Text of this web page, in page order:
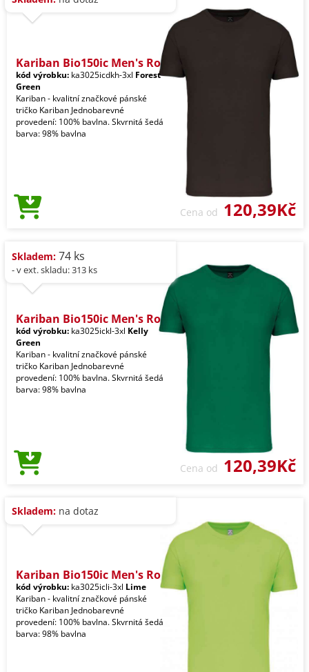
Kariban Bio150ic Men's Ro
kód výrobku: ka3025icdkh-3xl Forest
Green
Kariban - kvalitní značkové pánské
tričko Kariban Jednobarevné
provedení: 100% bavlna. Skvrnitá šedá
barva: 98% bavlna
Cena od 120,39Kč
Skladem: 74 ks
- v ext. skladu: 313 ks
Kariban Bio150ic Men's Ro
kód výrobku: ka3025ickl-3xl Kelly
Green
Kariban - kvalitní značkové pánské
tričko Kariban Jednobarevné
provedení: 100% bavlna. Skvrnitá šedá
barva: 98% bavlna
Cena od 120,39Kč
Skladem: na dotaz
Kariban Bio150ic Men's Ro
kód výrobku: ka3025icli-3xl Lime
Kariban - kvalitní značkové pánské
tričko Kariban Jednobarevné
provedení: 100% bavlna. Skvrnitá šedá
barva: 98% bavlna